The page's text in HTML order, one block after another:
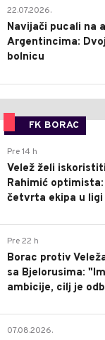
22.07.2026.
Navijači pucali na
Argentincima:
bolnicu
FK BORAC
Pre 14 h
Velež želi
Rahimić
četvrta ekipa u ligi
Pre 22 h
Borac protiv
sa Bjelorusima:
ambicije, cilj je
07.08.2026.